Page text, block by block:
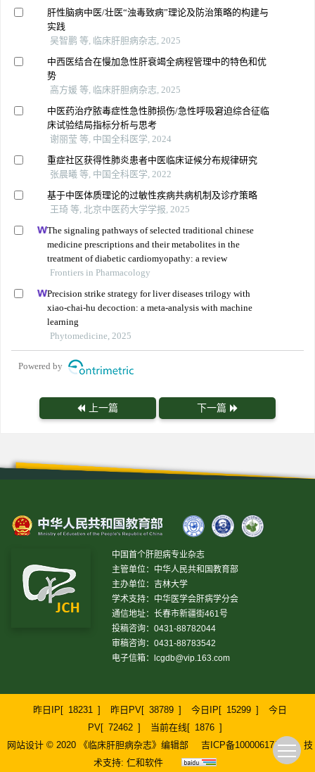
肝性脑病中医/壮医“浊毒致病”理论及防治策略的构建与
实践
吴智鹏 等, 临床肝胆病杂志, 2025
中西医结合在慢加急性肝衰竭全病程管理中的特色和优
势
高方媛 等, 临床肝胆病杂志, 2025
中医药治疗脓毒症性急性肺损伤/急性呼吸窘迫综合征临
床试验结局指标分析与思考
谢丽莹 等, 中国全科医学, 2024
重症社区获得性肺炎患者中医临床证候分布规律研究
张晨曦 等, 中国全科医学, 2022
基于中医体质理论的过敏性疾病共病机制及诊疗策略
王琦 等, 北京中医药大学学报, 2025
The signaling pathways of selected traditional chinese
medicine prescriptions and their metabolites in the
treatment of diabetic cardiomyopathy: a review
Frontiers in Pharmacology
Precision strike strategy for liver diseases trilogy with
xiao-chai-hu decoction: a meta-analysis with machine
learning
Phytomedicine, 2025
Powered by
上一篇 下一篇
中国首个肝胆病专业杂志
主管单位：中华人民共和国教育部
主办单位：吉林大学
学术支持：中华医学会肝病学分会
通信地址：长春市新疆街461号
投稿咨询：0431-88782044
审稿咨询：0431-88783542
电子信箱：
lcgdb@vip.163.com
昨日IP[ 18231 ] 昨日PV[ 38789 ] 今日IP[ 15299 ]
今日
PV[ 72462 ] 当前在线[ 1876 ]
网站设计 © 2020 《临床肝胆病杂志》编辑部
吉ICP备10000617号-1
技
术支持: 仁和软件